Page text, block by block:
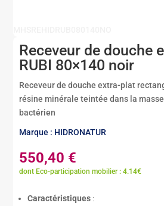
Receveur de douche
RUBI 80×140 noir
Receveur de douche extra-plat
résine minérale teintée dans la
bactérien
Marque : HIDRONATUR
550,40 €
dont Eco-participation mobilier : 4.14€
Caractéristiques :